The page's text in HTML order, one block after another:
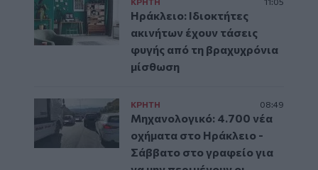
Ηράκλειο: Ιδιοκτήτες
ακινήτων έχουν τάσεις
φυγής από τη βραχυχρόνια
μίσθωση
ΚΡΗΤΗ 08:49
Μηχανολογικό: 4.700 νέα
οχήματα στο Ηράκλειο -
Σάββατο στο γραφείο για